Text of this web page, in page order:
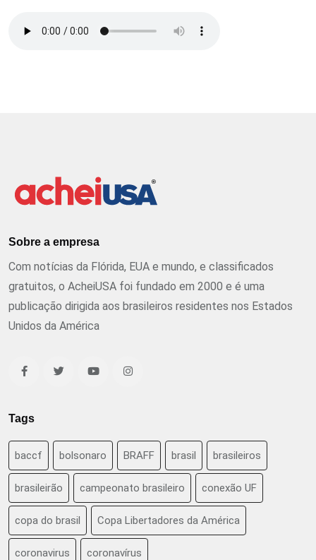
Sobre a empresa
Com notícias da Flórida, EUA e mundo, e classificados
gratuitos, o AcheiUSA foi fundado em 2000 e é uma
publicação dirigida aos brasileiros residentes nos Estados
Unidos da América
Tags
baccf bolsonaro BRAFF brasil brasileiros
brasileirão campeonato brasileiro conexão UF
copa do brasil Copa Libertadores da América
coronavirus coronavírus